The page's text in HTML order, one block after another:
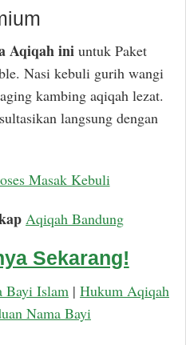
Aqiqah ini untuk Paket
Nasi kebuli gurih wangi
kambing aqiqah lezat.
langsung dengan
Masak Kebuli
Aqiqah Bandung
Sekarang!
Bayi Islam | Hukum Aqiqah
Nama Bayi